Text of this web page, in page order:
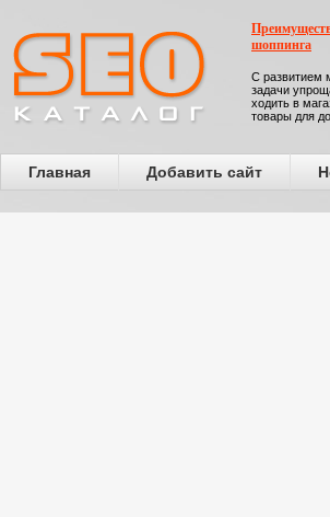
шоппинга
С развитием
задачи
ходить в
товары для
Главная Добавить сайт